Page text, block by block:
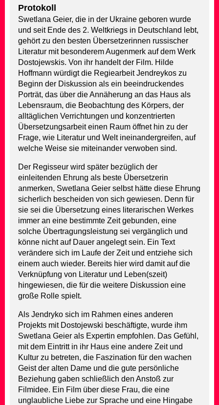
Protokoll
Swetlana Geier, die in der Ukraine geboren wurde
und seit Ende des 2. Weltkriegs in Deutschland lebt,
gehört zu den besten Übersetzerinnen russischer
Literatur mit besonderem Augenmerk auf dem Werk
Dostojewskis. Von ihr handelt der Film. Hilde
Hoffmann würdigt die Regiearbeit Jendreykos zu
Beginn der Diskussion als ein beeindruckendes
Porträt, das über die Annäherung an das Haus als
Lebensraum, die Beobachtung des Körpers, der
alltäglichen Verrichtungen und konzentrierten
Übersetzungsarbeit einen Raum öffnet hin zu der
Frage, wie Literatur und Welt ineinandergreifen, auf
welche Weise sie miteinander verwoben sind.
Der Regisseur wird später bezüglich der
einleitenden Ehrung als beste Übersetzerin
anmerken, Swetlana Geier selbst hätte diese Ehrung
sicherlich bescheiden von sich gewiesen. Denn für
sie sei die Übersetzung eines literarischen Werkes
immer an eine bestimmte Zeit gebunden, eine
solche Übertragungsleistung sei vergänglich und
könne nicht auf Dauer angelegt sein. Ein Text
verändere sich im Laufe der Zeit und entziehe sich
einem auch wieder. Bereits hier wird damit auf die
Verknüpfung von Literatur und Leben(szeit)
hingewiesen, die für die weitere Diskussion eine
große Rolle spielt.
Als Jendryko sich im Rahmen eines anderen
Projekts mit Dostojewski beschäftigte, wurde ihm
Swetlana Geier als Expertin empfohlen. Das Gefühl,
mit dem Eintritt in ihr Haus eine andere Zeit und
Kultur zu betreten, die Faszination für den wachen
Geist der alten Dame und die gute persönliche
Beziehung gaben schließlich den Anstoß zur
Filmidee. Ein Film über diese Frau, die eine
unglaubliche Liebe zur Sprache und eine Hingabe